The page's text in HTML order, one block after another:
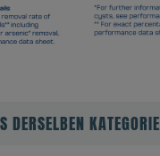
DERSELBEN KATEGORIE